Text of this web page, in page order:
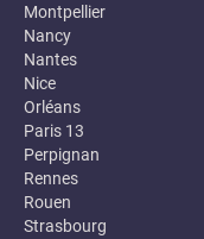
Montpellier
Nancy
Nantes
Nice
Orléans
Paris 13
Perpignan
Rennes
Rouen
Strasbourg